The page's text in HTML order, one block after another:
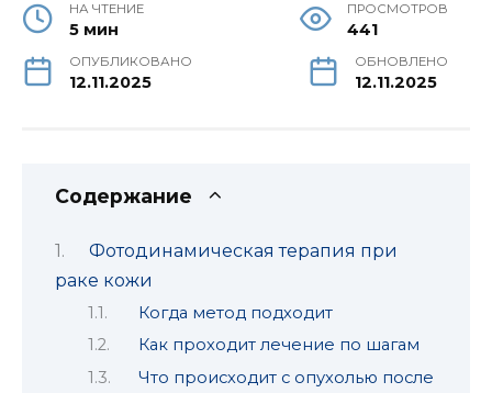
НА ЧТЕНИЕ
5 мин
ПРОСМОТРОВ
441
ОПУБЛИКОВАНО
12.11.2025
ОБНОВЛЕНО
12.11.2025
Содержание
Фотодинамическая терапия при
раке кожи
Когда метод подходит
Как проходит лечение по шагам
Что происходит с опухолью после